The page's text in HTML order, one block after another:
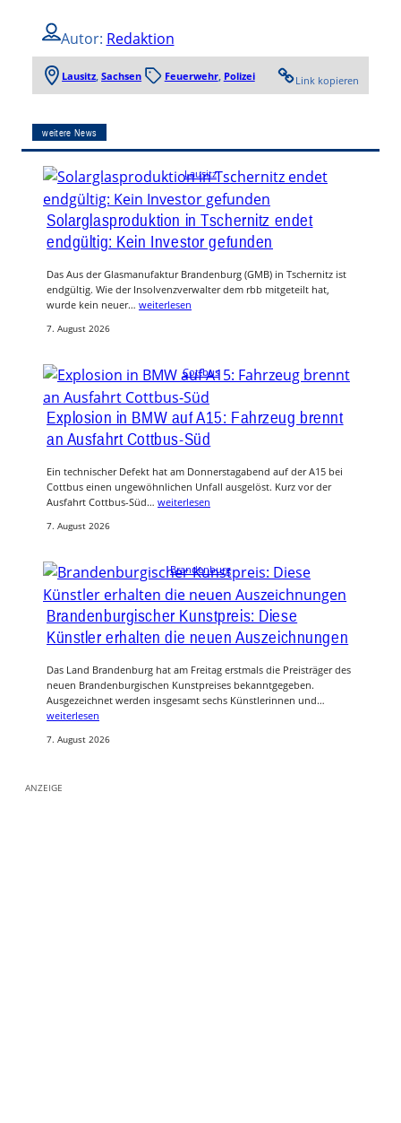
Autor: Redaktion
Lausitz , Sachsen Feuerwehr, Polizei Link kopieren
weitere News
Lausitz
Solarglasproduktion in Tschernitz endet
endgültig: Kein Investor gefunden
Das Aus der Glasmanufaktur Brandenburg (GMB) in Tschernitz ist
endgültig. Wie der Insolvenzverwalter dem rbb mitgeteilt hat,
wurde kein neuer… weiterlesen
7. August 2026
Cottbus
Explosion in BMW auf A15: Fahrzeug brennt
an Ausfahrt Cottbus-Süd
Ein technischer Defekt hat am Donnerstagabend auf der A15 bei
Cottbus einen ungewöhnlichen Unfall ausgelöst. Kurz vor der
Ausfahrt Cottbus-Süd… weiterlesen
7. August 2026
Brandenburg
Brandenburgischer Kunstpreis: Diese
Künstler erhalten die neuen Auszeichnungen
Das Land Brandenburg hat am Freitag erstmals die Preisträger des
neuen Brandenburgischen Kunstpreises bekanntgegeben.
Ausgezeichnet werden insgesamt sechs Künstlerinnen und…
weiterlesen
7. August 2026